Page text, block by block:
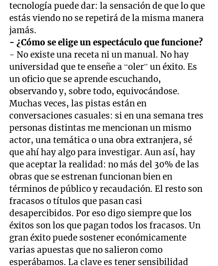
tecnología puede dar: la sensación de que lo que
estás viendo no se repetirá de la misma manera
jamás.
-¿Cómo se elige un espectáculo que funcione?
- No existe una receta ni un manual. No hay
universidad que te enseñe a “oler” un éxito. Es
un oficio que se aprende escuchando,
observando y, sobre todo, equivocándose.
Muchas veces, las pistas están en
conversaciones casuales: si en una semana tres
personas distintas me mencionan un mismo
actor, una temática o una obra extranjera, sé
que ahí hay algo para investigar. Aun así, hay
que aceptar la realidad: no más del 30% de las
obras que se estrenan funcionan bien en
términos de público y recaudación. El resto son
fracasos o títulos que pasan casi
desapercibidos. Por eso digo siempre que los
éxitos son los que pagan todos los fracasos. Un
gran éxito puede sostener económicamente
varias apuestas que no salieron como
esperábamos. La clave es tener sensibilidad